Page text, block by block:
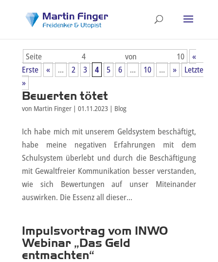
Seite 4 von 10
«
Erste
« ... 2 3 4 5 6 ... 10 ... »
Letzte
»
Bewerten tötet
von Martin Finger| 01.11.2023| Blog
Ich habe mich mit unserem Geldsystem beschäftigt,
habe meine negativen Erfahrungen mit dem
Schulsystem überlebt und durch die Beschäftigung
mit Gewaltfreier Kommunikation besser verstanden,
wie sich Bewertungen auf unser Miteinander
auswirken. Die Essenz all dieser...
Impulsvortrag vom INWO
Webinar „Das Geld
entmachten“